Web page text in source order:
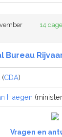
14
Bureau
(CDA)
Haegen
Vragen en